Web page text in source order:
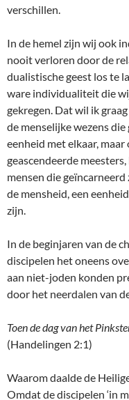
verschillen.
In de hemel zijn wij ook
nooit verloren door de
dualistische geest los te
ware individualiteit die
gekregen. Dat wil ik
de menselijke wezens
eenheid met elkaar,
geascendeerde
mensen die
de mensheid, een
zijn.
In de beginjaren van de
discipelen het oneens
aan niet-joden konden
door het neerdalen van
Toen de dag van het
(Handelingen 2:1)
Waarom daalde de
Omdat de discipelen ‘in